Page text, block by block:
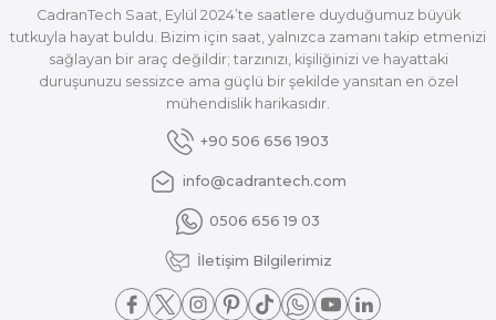
CadranTech Saat, Eylül 2024’te saatlere duyduğumuz büyük
tutkuyla hayat buldu. Bizim için saat, yalnızca zamanı takip etmenizi
sağlayan bir araç değildir; tarzınızı, kişiliğinizi ve hayattaki
duruşunuzu sessizce ama güçlü bir şekilde yansıtan en özel
mühendislik harikasıdır.
+90 506 656 1903
info@cadrantech.com
0506 656 19 03
İletişim Bilgilerimiz